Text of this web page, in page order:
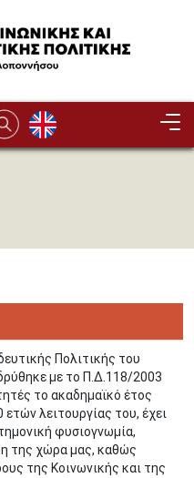
Πολιτικής του
με το Π.Δ.118/2003
το ακαδημαϊκό έτος
λειτουργίας του, έχει
φυσιογνωμία,
της χώρα μας, καθώς
της Κοινωνικής και της